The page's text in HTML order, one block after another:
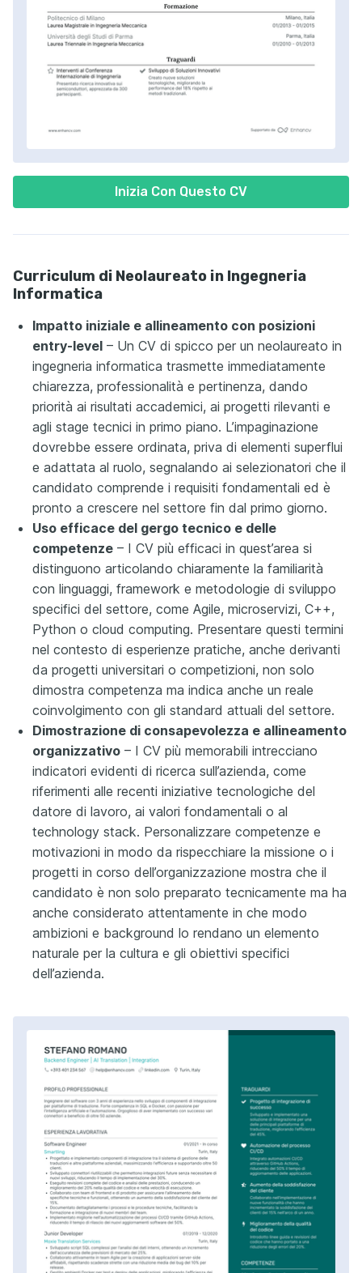
Inizia Con Questo CV
Curriculum di Neolaureato in Ingegneria
Informatica
Impatto iniziale e allineamento con posizioni
entry-level – Un CV di spicco per un neolaureato in
ingegneria informatica trasmette immediatamente
chiarezza, professionalità e pertinenza, dando
priorità ai risultati accademici, ai progetti rilevanti e
agli stage tecnici in primo piano. L’impaginazione
dovrebbe essere ordinata, priva di elementi superflui
e adattata al ruolo, segnalando ai selezionatori che il
candidato comprende i requisiti fondamentali ed è
pronto a crescere nel settore fin dal primo giorno.
Uso efficace del gergo tecnico e delle
competenze – I CV più efficaci in quest’area si
distinguono articolando chiaramente la familiarità
con linguaggi, framework e metodologie di sviluppo
specifici del settore, come Agile, microservizi, C++,
Python o cloud computing. Presentare questi termini
nel contesto di esperienze pratiche, anche derivanti
da progetti universitari o competizioni, non solo
dimostra competenza ma indica anche un reale
coinvolgimento con gli standard attuali del settore.
Dimostrazione di consapevolezza e allineamento
organizzativo – I CV più memorabili intrecciano
indicatori evidenti di ricerca sull’azienda, come
riferimenti alle recenti iniziative tecnologiche del
datore di lavoro, ai valori fondamentali o al
technology stack. Personalizzare competenze e
motivazioni in modo da rispecchiare la missione o i
progetti in corso dell’organizzazione mostra che il
candidato è non solo preparato tecnicamente ma ha
anche considerato attentamente in che modo
ambizioni e background lo rendano un elemento
naturale per la cultura e gli obiettivi specifici
dell’azienda.